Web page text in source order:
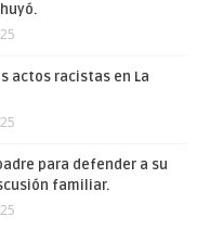
actos racistas en La
para defender a su
familiar.